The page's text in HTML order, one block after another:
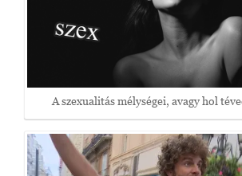
A szexualitás mélységei, avagy hol